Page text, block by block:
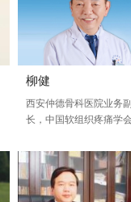
柳健
西安仲德骨科医院业务
长，中国软组织疼痛学
骨科专业委员会常委，
医学会疼痛学会常委，
脊柱讲师团创始人之一